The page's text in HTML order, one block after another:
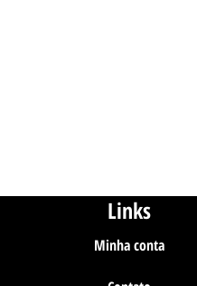
Links
Minha conta